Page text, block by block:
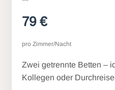
79 €
pro Zimmer/Nacht
Zwei getrennte Betten –
Kollegen oder